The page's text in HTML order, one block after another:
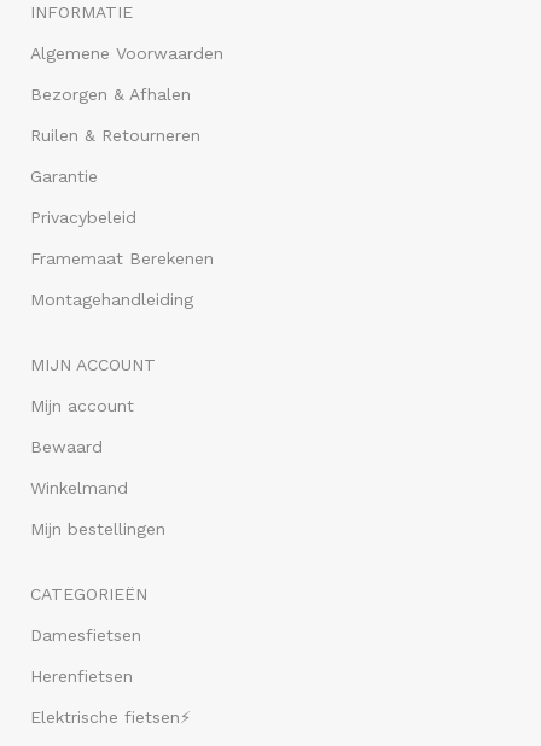
INFORMATIE
Algemene Voorwaarden
Bezorgen & Afhalen
Ruilen & Retourneren
Garantie
Privacybeleid
Framemaat Berekenen
Montagehandleiding
MIJN ACCOUNT
Mijn account
Bewaard
Winkelmand
Mijn bestellingen
CATEGORIEËN
Damesfietsen
Herenfietsen
Elektrische fietsen⚡